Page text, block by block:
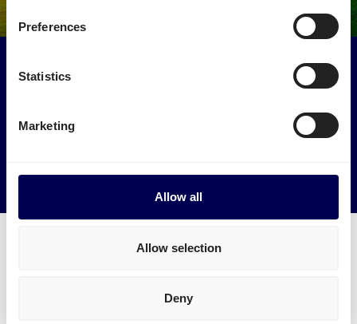
Preferences
Statistics
Marketing
Allow all
Allow selection
Deny
Gebruik vrachtwagens die anders leeg zouden rijden. Zo
verminder je de lege kilometers naar Amazon EMA2.
Wat is vereist voor pallet transport naar